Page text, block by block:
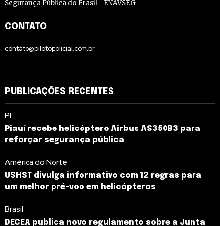
Segurança Pública do Brasil - ENAVSEG
CONTATO
contato@pilotopolicial.com.br
PUBLICAÇÕES RECENTES
PI
Piauí recebe helicóptero Airbus AS350B3 para
reforçar segurança pública
América do Norte
USHST divulga informativo com 12 regras para
um melhor pré-voo em helicópteros
Brasil
DECEA publica novo regulamento sobre a Junta